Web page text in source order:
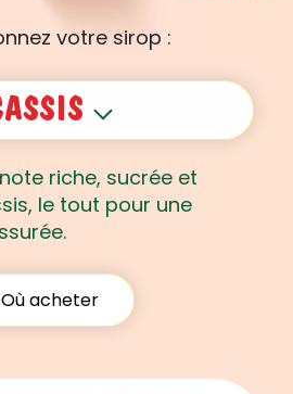
votre sirop :
riche, sucrée et
le tout pour une
Où acheter